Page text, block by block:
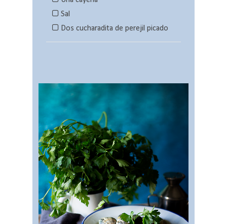
Sal
Dos cucharadita de perejil picado